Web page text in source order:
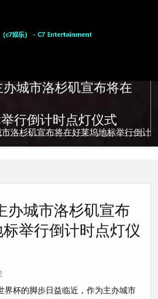
城市洛杉矶宣布将在
行倒计时点灯仪式
洛杉矶宣布将在好莱坞地标举行倒计
办城市洛杉矶宣布
举行倒计时点灯仪
界杯的脚步日益临近，作为主办城市